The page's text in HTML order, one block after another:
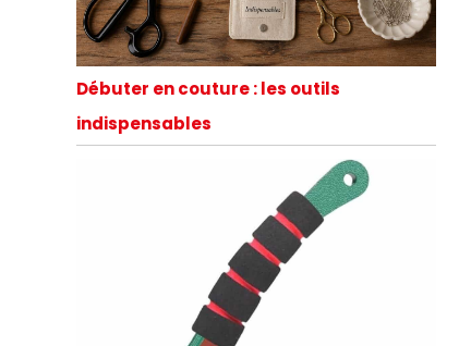
Débuter en couture : les outils
indispensables